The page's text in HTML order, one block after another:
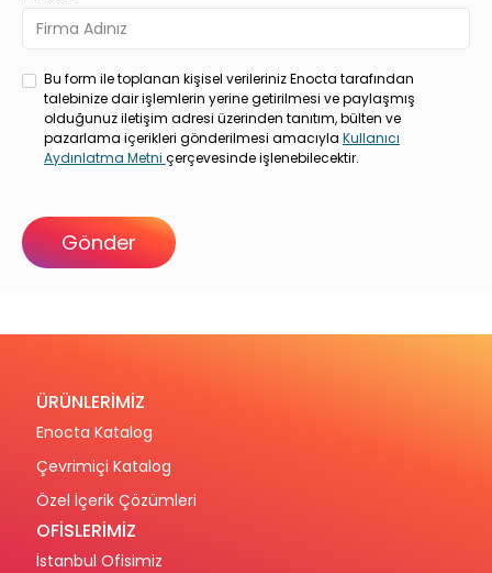
Bu form ile toplanan kişisel verileriniz Enocta tarafından
talebinize dair işlemlerin yerine getirilmesi ve paylaşmış
olduğunuz iletişim adresi üzerinden tanıtım, bülten ve
pazarlama içerikleri gönderilmesi amacıyla Kullanıcı
Aydınlatma Metni çerçevesinde işlenebilecektir.
ÜRÜNLERİMİZ
Enocta Katalog
Çevrimiçi Katalog
Özel İçerik Çözümleri
OFİSLERİMİZ
İstanbul Ofisimiz